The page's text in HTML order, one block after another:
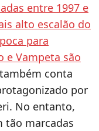
entre 1997 e
alto escalão do
para
e Vampeta são
conta
por
No entanto,
tão marcadas